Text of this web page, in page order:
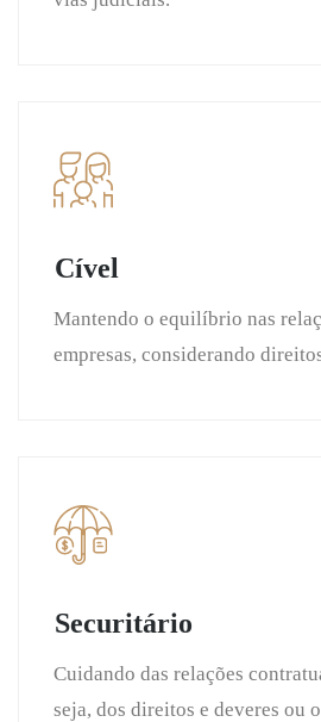
Cível
Mantendo o equilíbrio nas
empresas, considerando
Securitário
Cuidando das relações
seja, dos direitos e deveres ou